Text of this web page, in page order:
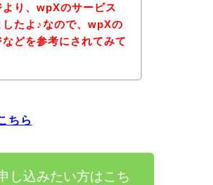
り、wpXのサービス
たよ♪なので、wpXの
どを参考にされてみて
ちら
し込みたい方はこち